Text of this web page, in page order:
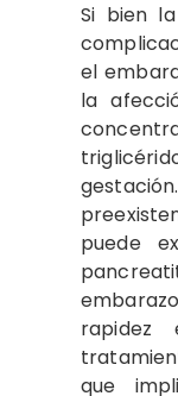
Si bien
el
la
puede
rapidez
que